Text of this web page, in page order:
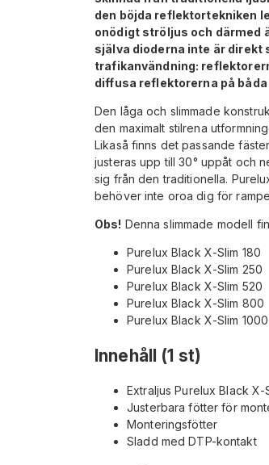
den böjda reflektortekniken
onödigt ströljus och därmed
själva dioderna inte är
trafikanvändning:
diffusa reflektorerna på
Den låga och slimmade
den maximalt stilrena
Likaså finns det passande
justeras upp till 30° uppåt och
sig från den traditionella.
behöver inte oroa dig för
Obs! Denna slimmade modell
Purelux Black X-Slim 180
Purelux Black X-Slim 250
Purelux Black X-Slim 520
Purelux Black X-Slim 800
Purelux Black X-Slim 1000
Innehåll (1 st)
Extraljus Purelux Black X-
Justerbara fötter för
Monteringsfötter
Sladd med DTP-kontakt